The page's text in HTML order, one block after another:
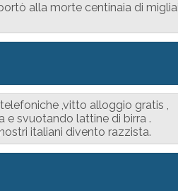
alla morte centinaia di
,vitto alloggio gratis ,
svuotando lattine di birra .
italiani divento razzista.